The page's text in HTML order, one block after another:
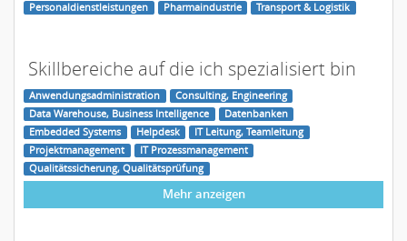
Personaldienstleistungen
Pharmaindustrie Transport & Logistik
Skillbereiche auf die ich spezialisiert bin
Anwendungsadministration
Consulting, Engineering
Data Warehouse, Business Intelligence
Datenbanken
Embedded Systems
Helpdesk
IT Leitung, Teamleitung
Projektmanagement
IT Prozessmanagement
Qualitätssicherung, Qualitätsprüfung
Mehr anzeigen